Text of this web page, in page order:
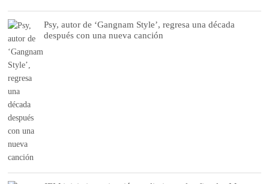
Psy, autor de ‘Gangnam Style’, regresa una década
después con una nueva canción